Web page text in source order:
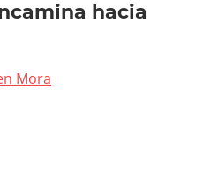
hacia
Mora